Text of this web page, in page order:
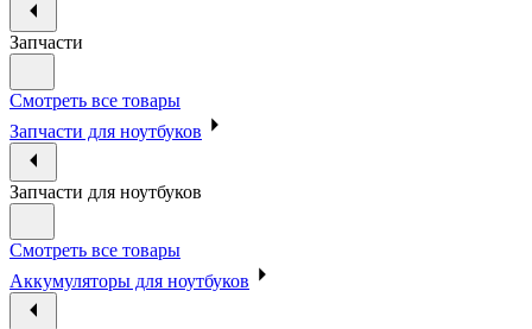
Запчасти
Смотреть все товары
Запчасти для ноутбуков
Запчасти для ноутбуков
Смотреть все товары
Аккумуляторы для ноутбуков